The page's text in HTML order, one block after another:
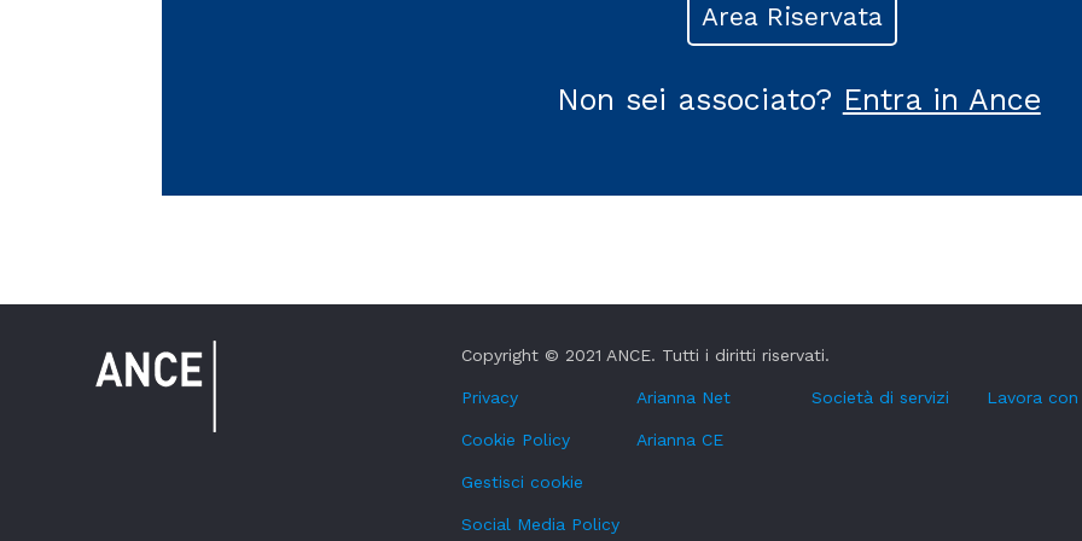
Area Riservata
Non sei associato? Entra in Ance
Copyright © 2021 ANCE. Tutti i diritti riservati.
Privacy Arianna Net Società di servizi Lavora
Cookie Policy Arianna CE
Gestisci cookie
Social Media Policy